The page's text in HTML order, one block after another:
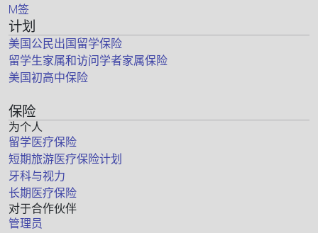
M签
计划
美国公民出国留学保险
留学生家属和访问学者家属保险
美国初高中保险
保险
为个人
留学医疗保险
短期旅游医疗保险计划
牙科与视力
长期医疗保险
对于合作伙伴
管理员